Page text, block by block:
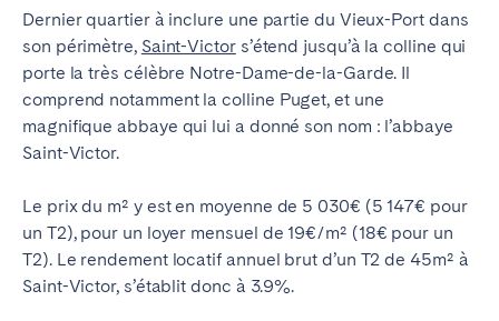
Dernier quartier à inclure une partie du Vieux-Port dans
son périmètre, Saint-Victors’étend jusqu’à la colline qui
porte la très célèbre Notre-Dame-de-la-Garde. Il
comprend notamment la colline Puget, et une
magnifique abbaye qui lui a donné son nom : l’abbaye
Saint-Victor.
Le prix du m² y est en moyenne de 5 030€ (5 147€ pour
un T2), pour un loyer mensuel de 19€/m² (18€ pour un
T2). Le rendement locatif annuel brut d’un T2 de 45m² à
Saint-Victor, s’établit donc à 3.9%.